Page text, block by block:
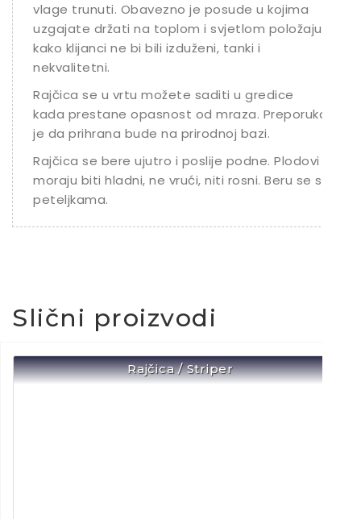
vlage trunuti. Obavezno je posude u kojima
uzgajate držati na toplom i svjetlom položaju
kako klijanci ne bi bili izduženi, tanki i
nekvalitetni.
Rajčica se u vrtu možete saditi u gredice
kada prestane opasnost od mraza. Preporuka
je da prihrana bude na prirodnoj bazi.
Rajčica se bere ujutro i poslije podne. Plodovi
moraju biti hladni, ne vrući, niti rosni. Beru se s
peteljkama.
Slični proizvodi
Rajčica / Striper